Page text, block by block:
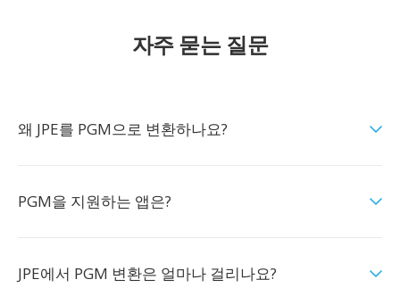
자주 묻는 질문
왜 JPE를 PGM으로 변환하나요?
PGM을 지원하는 앱은?
JPE에서 PGM 변환은 얼마나 걸리나요?